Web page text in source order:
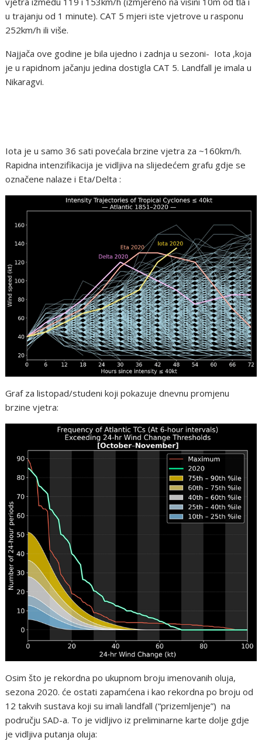
u trajanju od 1 minute). CAT 5 mjeri iste vjetrove u rasponu
252km/h ili više.
Najjača ove godine je bila ujedno i zadnja u sezoni- Iota ,koja
je u rapidnom jačanju jedina dostigla CAT 5. Landfall je imala u
Nikaragvi.
Iota je u samo 36 sati povećala brzine vjetra za ~160km/h.
Rapidna intenzifikacija je vidljiva na slijedećem grafu gdje se
označene nalaze i Eta/Delta :
Graf za listopad/studeni koji pokazuje dnevnu promjenu
brzine vjetra:
Osim što je rekordna po ukupnom broju imenovanih oluja,
sezona 2020. će ostati zapamćena i kao rekordna po broju od
12 takvih sustava koji su imali landfall (“prizemljenje”) na
području SAD-a. To je vidljivo iz preliminarne karte dolje gdje
je vidljiva putanja oluja: